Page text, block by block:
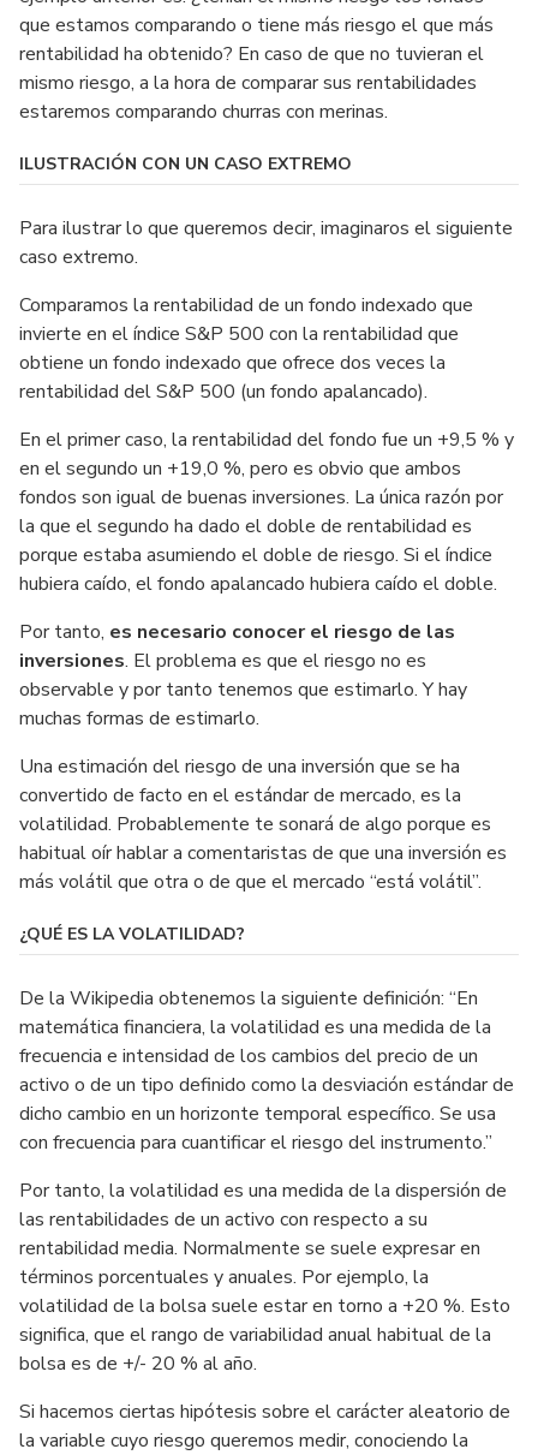
que estamos comparando o tiene más riesgo el que más
rentabilidad ha obtenido? En caso de que no tuvieran el
mismo riesgo, a la hora de comparar sus rentabilidades
estaremos comparando churras con merinas.
ILUSTRACIÓN CON UN CASO EXTREMO
Para ilustrar lo que queremos decir, imaginaros el siguiente
caso extremo.
Comparamos la rentabilidad de un fondo indexado que
invierte en el índice S&P 500 con la rentabilidad que
obtiene un fondo indexado que ofrece dos veces la
rentabilidad del S&P 500 (un fondo apalancado).
En el primer caso, la rentabilidad del fondo fue un +9,5 % y
en el segundo un +19,0 %, pero es obvio que ambos
fondos son igual de buenas inversiones. La única razón por
la que el segundo ha dado el doble de rentabilidad es
porque estaba asumiendo el doble de riesgo. Si el índice
hubiera caído, el fondo apalancado hubiera caído el doble.
Por tanto, es necesario conocer el riesgo de las
inversiones. El problema es que el riesgo no es
observable y por tanto tenemos que estimarlo. Y hay
muchas formas de estimarlo.
Una estimación del riesgo de una inversión que se ha
convertido de facto en el estándar de mercado, es la
volatilidad. Probablemente te sonará de algo porque es
habitual oír hablar a comentaristas de que una inversión es
más volátil que otra o de que el mercado “está volátil”.
¿QUÉ ES LA VOLATILIDAD?
De la Wikipedia obtenemos la siguiente definición: “En
matemática financiera, la volatilidad es una medida de la
frecuencia e intensidad de los cambios del precio de un
activo o de un tipo definido como la desviación estándar de
dicho cambio en un horizonte temporal específico. Se usa
con frecuencia para cuantificar el riesgo del instrumento.”
Por tanto, la volatilidad es una medida de la dispersión de
las rentabilidades de un activo con respecto a su
rentabilidad media. Normalmente se suele expresar en
términos porcentuales y anuales. Por ejemplo, la
volatilidad de la bolsa suele estar en torno a +20 %. Esto
significa, que el rango de variabilidad anual habitual de la
bolsa es de +/- 20 % al año.
Si hacemos ciertas hipótesis sobre el carácter aleatorio de
la variable cuyo riesgo queremos medir, conociendo la